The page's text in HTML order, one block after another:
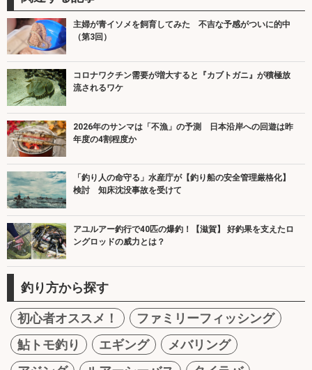
主婦が青イソメを飼育してみた 不吉な予感がついに的中
（第3回）
コロナワクチン需要が増大すると『カブトガニ』が積極放
流されるワケ
2026年のサンマは「不漁」の予測 日本沿岸への回遊は昨
年度の4割程度か
「釣り人の命守る」水産庁が【釣り船の安全管理厳格化】
検討 知床沈没事故を受けて
アユルアー釣行で40匹の爆釣！【滋賀】 好釣果を支えたロ
ングロッドの威力とは？
釣り方から探す
初心者オススメ！
ファミリーフィッシング
鮎トモ釣り
エギング
メバリング